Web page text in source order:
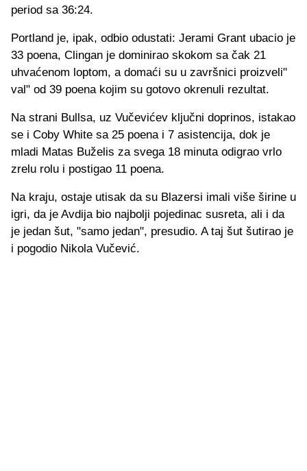
period sa 36:24.
Portland je, ipak, odbio odustati: Jerami Grant ubacio je
33 poena, Clingan je dominirao skokom sa čak 21
uhvaćenom loptom, a domaći su u završnici proizveli"
val" od 39 poena kojim su gotovo okrenuli rezultat.
Na strani Bullsa, uz Vučevićev ključni doprinos, istakao
se i Coby White sa 25 poena i 7 asistencija, dok je
mladi Matas Buželis za svega 18 minuta odigrao vrlo
zrelu rolu i postigao 11 poena.
Na kraju, ostaje utisak da su Blazersi imali više širine u
igri, da je Avdija bio najbolji pojedinac susreta, ali i da
je jedan šut, "samo jedan", presudio. A taj šut šutirao je
i pogodio Nikola Vučević.